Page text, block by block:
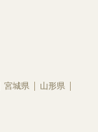
宮城県
山形県